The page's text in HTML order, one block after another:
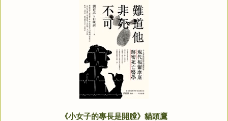
《小女子的專長是開膛》貓頭鷹